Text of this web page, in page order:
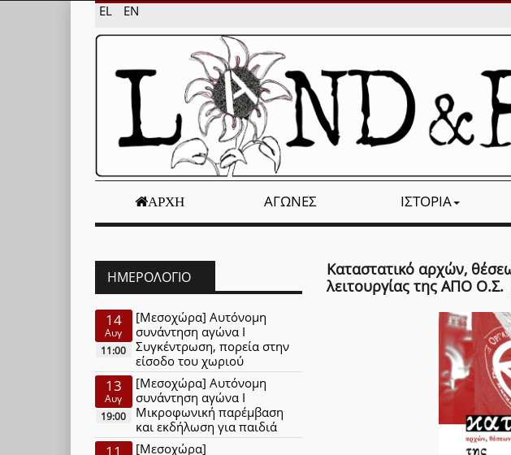
EL EN
ΑΡΧΉ ΑΓΏΝΕΣ ΙΣΤΟΡΊΑ
Καταστατικό αρχών,
λειτουργίας της ΑΠΟ
ΗΜΕΡΟΛΌΓΙΟ
14
Αυγ
11:00
[Μεσοχώρα] Αυτόνομη
συνάντηση αγώνα Ι
Συγκέντρωση, πορεία στην
είσοδο του χωριού
13
Αυγ
19:00
[Μεσοχώρα] Αυτόνομη
συνάντηση αγώνα Ι
Μικροφωνική παρέμβαση
και εκδήλωση για παιδιά
11
[Μεσοχώρα]